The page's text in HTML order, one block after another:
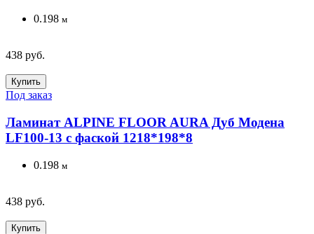
0.198 м
438 руб.
Купить
Под заказ
Ламинат ALPINE FLOOR AURA Дуб Модена
LF100-13 с фаской 1218*198*8
0.198 м
438 руб.
Купить